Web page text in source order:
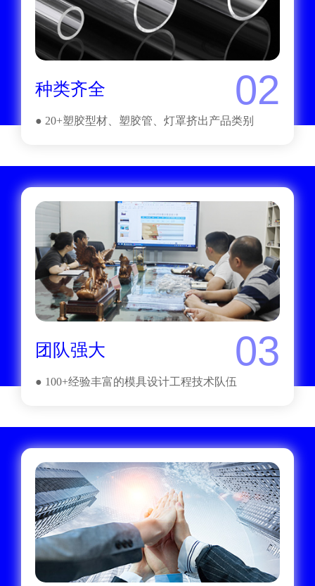
种类齐全 02
● 20+塑胶型材、塑胶管、灯罩挤出产品类别
团队强大 03
● 100+经验丰富的模具设计工程技术队伍